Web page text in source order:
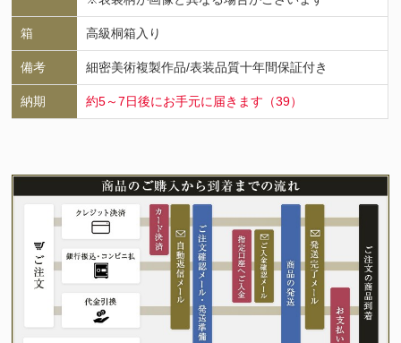
箱 高級桐箱入り
備考 細密美術複製作品/表装品質十年間保証付き
納期 約5～7日後にお手元に届きます（39）